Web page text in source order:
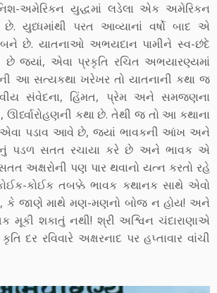
અમેરિકન યુદ્ધમાં લડેલા એક અમેરિકન
યુધ્ધમાંથી પરત આવ્યાનાં વર્ષો બાદ એ
બને છે. યાતનાઓ અભયદાન પામીને સ્વ-છંદે
છે જ્યાં, એવા પ્રકૃતિ રચિત અભયારણ્યમાં
આ સત્યકથા ખરેખર તો યાતનાની કથા જ
સંવેદના, હિંમત, પ્રેમ અને સમજણના
ઊર્ધ્વારોહણની કથા છે. તેથી જ તો આ કથાના
પડાવ આવે છે, જ્યાં ભાવકની આંખ અને
પડળ સતત રચાયા કરે છે અને ભાવક એ
અક્ષરોની પણ પાર થવાનો યત્ન કરતો રહે
કોઈક તબક્કે ભાવક કથાનક સાથે એવો
કે જાણે માથે મણ-મણનો બોજ ન હોય! અને
મૂકી શકાતું નથી! શ્રી અશ્વિન ચંદારાણાએ
દર રવિવારે અક્ષરનાદ પર હપ્તાવાર વાંચી